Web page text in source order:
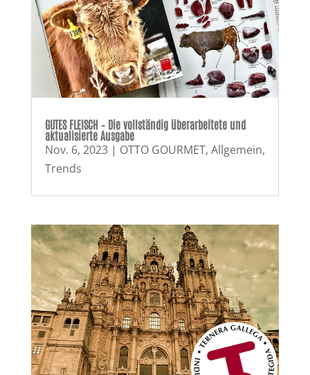
GUTES FLEISCH – Die vollständig überarbeitete und
aktualisierte Ausgabe
Nov. 6, 2023| OTTO GOURMET, Allgemein,
Trends